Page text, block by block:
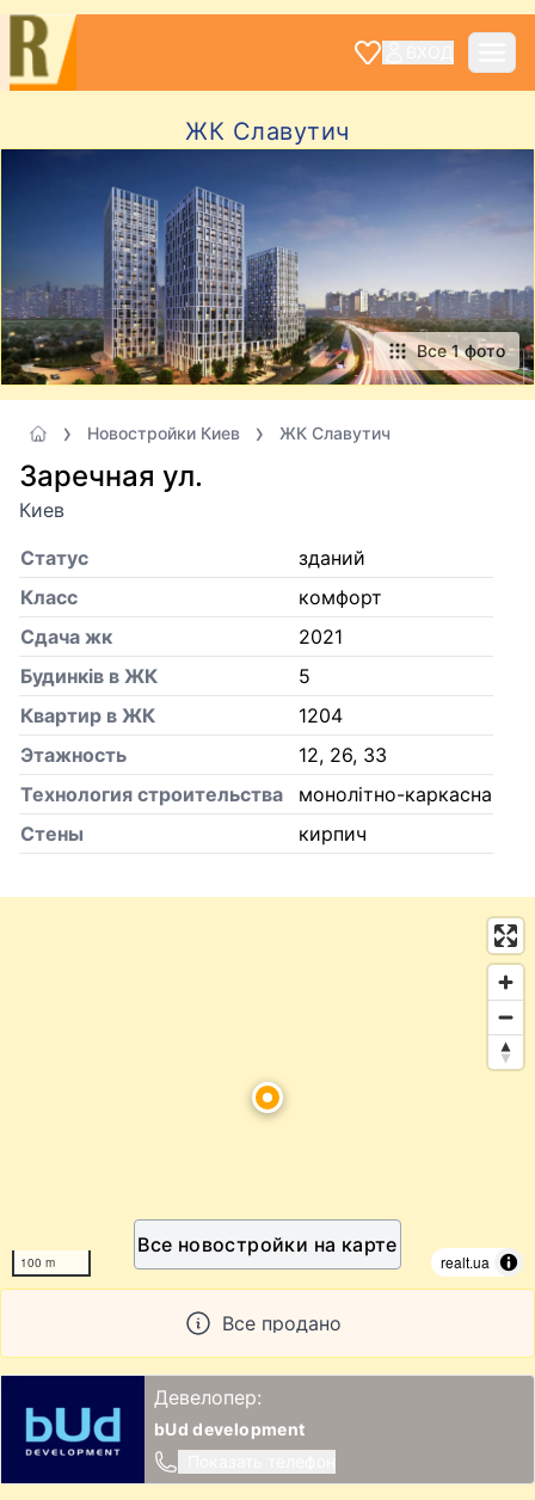
ЖК Славутич
Все 1 фото
Новостройки Киев ЖК Славутич
Заречная ул.
Киев
Статус
зданий
Класс
комфорт
Сдача жк
2021
Будинків в ЖК
5
Квартир в ЖК
1204
Этажность
12, 26, 33
Технология строительства
монолітно-каркасна
Стены
кирпич
100 m realt.ua
Все новостройки на карте
Все продано
Девелопер:
bUd development